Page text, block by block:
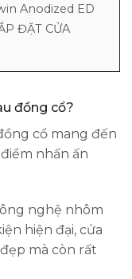
Anodized ED
ĐẶT CỬA
đồng cổ?
cổ mang đến
nhấn ấn
nghệ nhôm
hiện đại, cửa
mà còn rất